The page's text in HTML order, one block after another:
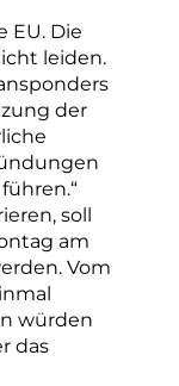
EU. Die
leiden.
der
soll
am
Vom
würden
das